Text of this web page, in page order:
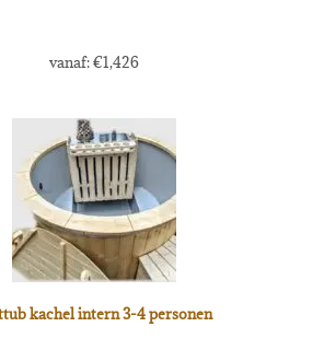
vanaf:€1,426
kachel intern 3-4 personen